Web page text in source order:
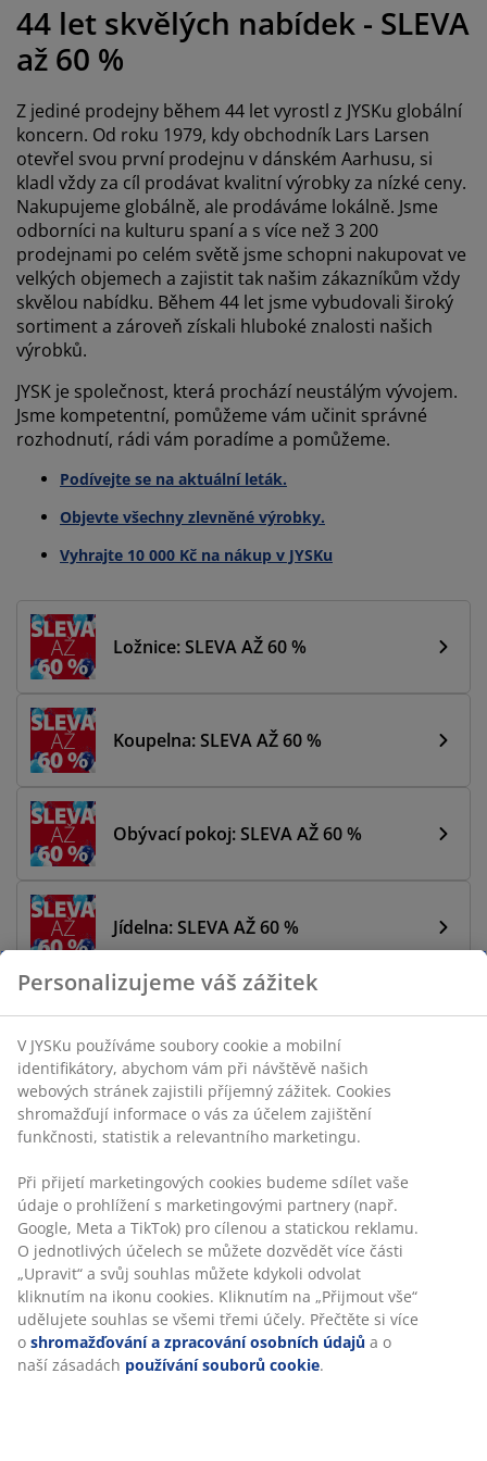
skříně
do ložnice
rámy
rámy s úložným prostorem
matrace
postele
o nábytek/doplňky
osvětlení
pokoj
mazlíčky
44 let skvělých nabídek - SLEVA
až 60 %
Z jediné prodejny během 44 let vyrostl z JYSKu globální
koncern. Od roku 1979, kdy obchodník Lars Larsen
otevřel svou první prodejnu v dánském Aarhusu, si
kladl vždy za cíl prodávat kvalitní výrobky za nízké ceny.
Nakupujeme globálně, ale prodáváme lokálně. Jsme
odborníci na kulturu spaní a s více než 3 200
prodejnami po celém světě jsme schopni nakupovat ve
velkých objemech a zajistit tak našim zákazníkům vždy
skvělou nabídku. Během 44 let jsme vybudovali široký
sortiment a zároveň získali hluboké znalosti našich
výrobků.
JYSK je společnost, která prochází neustálým vývojem.
Jsme kompetentní, pomůžeme vám učinit správné
rozhodnutí, rádi vám poradíme a pomůžeme.
Podívejte se na aktuální leták.
Objevte všechny zlevněné výrobky.
Vyhrajte 10 000 Kč na nákup v JYSKu
Ložnice: SLEVA AŽ 60 %
Koupelna: SLEVA AŽ 60 %
Obývací pokoj: SLEVA AŽ 60 %
Jídelna: SLEVA AŽ 60 %
Úložné prostory: SLEVA AŽ 60 %
Zahrada: SLEVA AŽ 60 %
Pracovna: SLEVA AŽ 60 %
Domácnost: SLEVA AŽ 60 %
Personalizujeme váš zážitek
V JYSKu používáme soubory cookie a mobilní
identifikátory, abychom vám při návštěvě našich
webových stránek zajistili příjemný zážitek. Cookies
shromažďují informace o vás za účelem zajištění
funkčnosti, statistik a relevantního marketingu.
Při přijetí marketingových cookies budeme sdílet vaše
údaje o prohlížení s marketingovými partnery (např.
Google, Meta a TikTok) pro cílenou a statickou reklamu.
O jednotlivých účelech se můžete dozvědět více části
„Upravit“ a svůj souhlas můžete kdykoli odvolat
kliknutím na ikonu cookies. Kliknutím na „Přijmout vše“
udělujete souhlas se všemi třemi účely. Přečtěte si více
o shromažďování a zpracování osobních údajů a o
naší zásadách používání souborů cookie.